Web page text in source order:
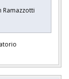
Ramazzotti